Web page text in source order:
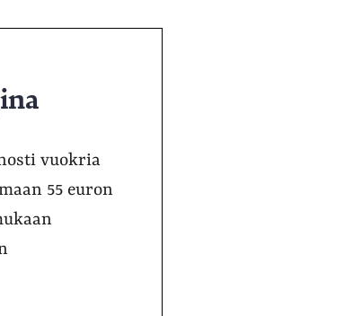
vuokria
55 euron